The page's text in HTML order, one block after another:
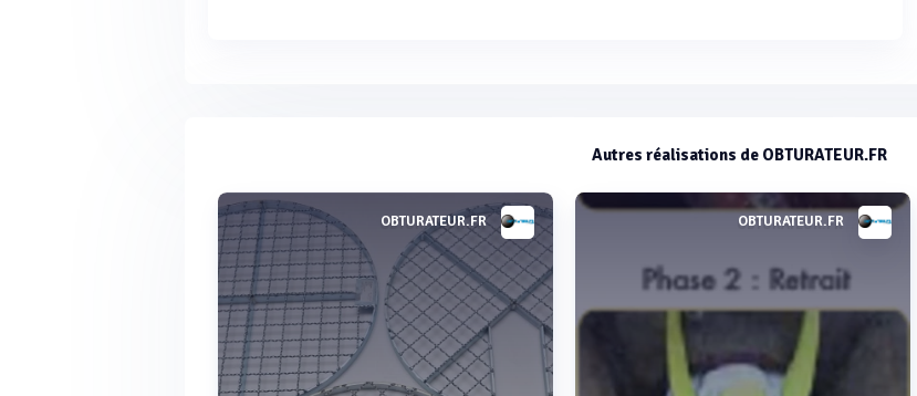
Autres réalisations de OBTURATEUR.FR
OBTURATEUR.FR OBTURATEUR.FR